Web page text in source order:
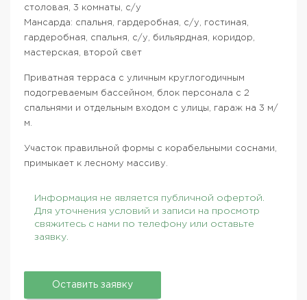
столовая, 3 комнаты, с/у
Мансарда: спальня, гардеробная, с/у, гостиная,
гардеробная, спальня, с/у, бильярдная, коридор,
мастерская, второй свет
Приватная терраса с уличным круглогодичным
подогреваемым бассейном, блок персонала с 2
спальнями и отдельным входом с улицы, гараж на 3 м/
м.
Участок правильной формы с корабельными соснами,
примыкает к лесному массиву.
Информация не является публичной офертой.
Для уточнения условий и записи на просмотр
свяжитесь с нами по телефону или оставьте
заявку.
Оставить заявку